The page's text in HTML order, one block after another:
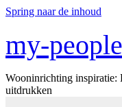
Spring naar de inhoud
my-
Wooninrichting inspiratie:
uitdrukken